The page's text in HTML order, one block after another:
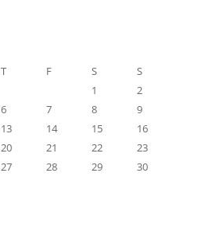
T F S
S
1
2
6 7 8
9
13 14 15
16
20 21 22
23
27 28 29
30